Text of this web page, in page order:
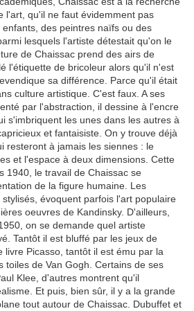
l'art, qu'il ne faut évidemment pas
des peintres naïfs ou des
lesquels l'artiste détestait qu'on le
de Chaissac prend des airs de
l'étiquette de bricoleur alors qu'il n'est
sa différence. Parce qu'il était
culture artistique. C'est faux. A ses
par l'abstraction, il dessine à l'encre
s'imbriquent les unes dans les autres à
et fantaisiste. On y trouve déjà
resteront à jamais les siennes : le
et l'espace à deux dimensions. Cette
1940, le travail de Chaissac se
de la figure humaine. Les
évoquent parfois l'art populaire
oeuvres de Kandinsky. D'ailleurs,
on se demande quel artiste
Tantôt il est bluffé par les jeux de
livre Picasso, tantôt il est ému par la
toiles de Van Gogh. Certains de ses
Klee, d'autres montrent qu'il
Et puis, bien sûr, il y a la grande
tout autour de Chaissac. Dubuffet et